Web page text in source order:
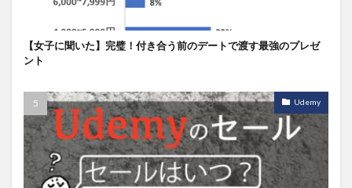
【女子に聞いた】完璧！付き合う前のデートで渡す最強のプレゼ
ント
Udemy